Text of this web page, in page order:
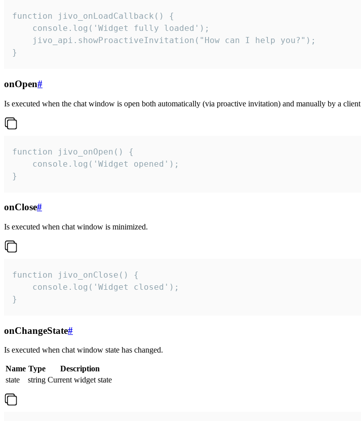
function jivo_onLoadCallback() {
    console.log('Widget fully loaded');
    jivo_api.showProactiveInvitation("How can I help you?");
}
onOpen#
Is executed when the chat window is open both automatically (via proactive invitation) and manually by a client
function jivo_onOpen() {
    console.log('Widget opened');
}
onClose#
Is executed when chat window is minimized.
function jivo_onClose() {
    console.log('Widget closed');
}
onChangeState#
Is executed when chat window state has changed.
Name Type
Description
state
string Current widget state